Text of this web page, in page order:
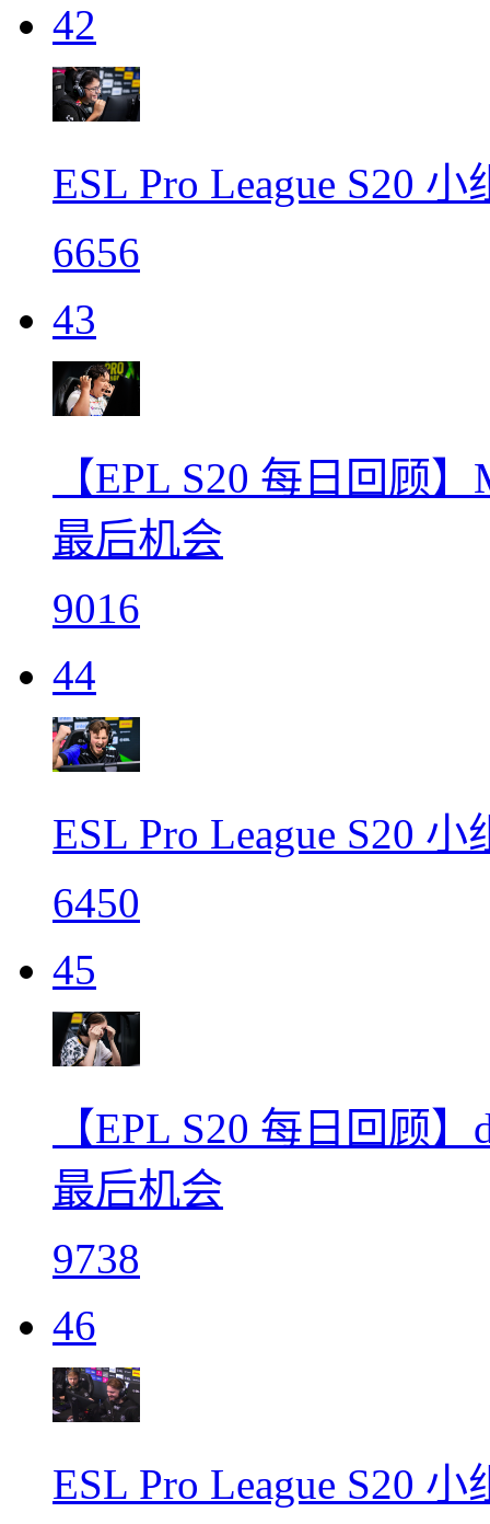
42
ESL Pro League S20
6656
43
【EPL S20 每日回顾
最后机会
9016
44
ESL Pro League S20
6450
45
【EPL S20 每日回顾
最后机会
9738
46
ESL Pro League S20